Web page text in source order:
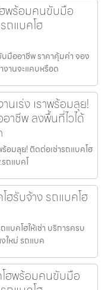
ฮพร้อมคนขับมือ
ถแบคโฮ
มืออาชีพ ราคาคุ้มค่า จอง
านจะแคบหรือด
นเร่ง เราพร้อมลุย!
าชีพ ลงพื้นที่ไวได้
ร้อมลุย! ติดต่อเช่ารถแบคโฮ
ถแบคโ
ฮรับจ้าง รถแบคโฮ
บคโฮให้เช่า บริการครบ
ใหม่ รถแบค
ฮพร้อมคนขับมือ